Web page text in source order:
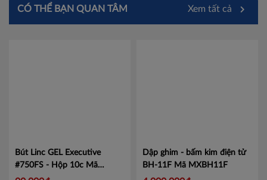
CÓ THỂ BẠN QUAN TÂM Xem tất cả
Bút Linc GEL Executive
#750FS - Hộp 10c Mã
LIN750
Dập ghim - bấm kim điện tử
BH-11F Mã MXBH11F